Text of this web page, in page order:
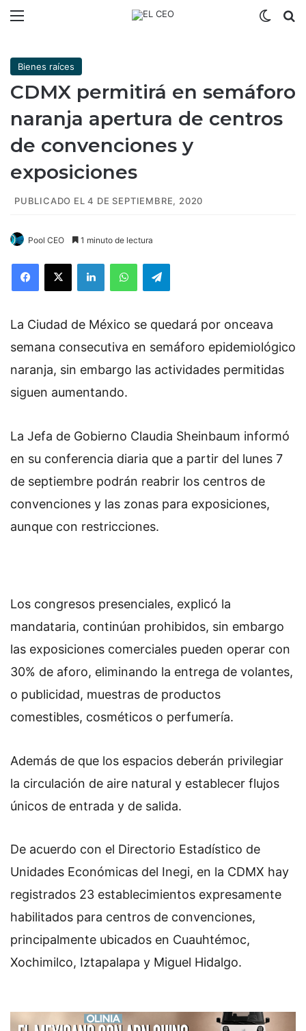
Bienes raíces
CDMX permitirá en semáforo
naranja apertura de centros
de convenciones y
exposiciones
PUBLICADO EL 4 DE SEPTIEMBRE, 2020
Pool CEO 1 minuto de lectura
La Ciudad de México se quedará por onceava
semana consecutiva en semáforo epidemiológico
naranja, sin embargo las actividades permitidas
siguen aumentando.
La Jefa de Gobierno Claudia Sheinbaum informó
en su conferencia diaria que a partir del lunes 7
de septiembre podrán reabrir los centros de
convenciones y las zonas para exposiciones,
aunque con restricciones.
Los congresos presenciales, explicó la
mandataria, continúan prohibidos, sin embargo
las exposiciones comerciales pueden operar con
30% de aforo, eliminando la entrega de volantes,
o publicidad, muestras de productos
comestibles, cosméticos o perfumería.
Además de que los espacios deberán privilegiar
la circulación de aire natural y establecer flujos
únicos de entrada y de salida.
De acuerdo con el Directorio Estadístico de
Unidades Económicas del Inegi, en la CDMX hay
registrados 23 establecimientos expresamente
habilitados para centros de convenciones,
principalmente ubicados en Cuauhtémoc,
Xochimilco, Iztapalapa y Miguel Hidalgo.